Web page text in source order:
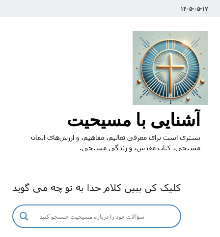
۱۴۰۵-۰۵-۱۷
آشنایی با مسیحیت
بستری است برای معرفی تعالیم، مفاهیم، و ارزش‌های ایمان
مسیحی، کتاب مقدس، و زندگی مسیحی.
کلیک کن ببین کلام خدا به تو چه می گوید